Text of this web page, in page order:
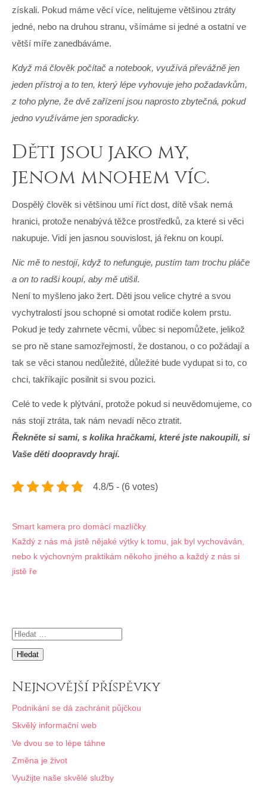
získali. Pokud máme věcí více, nelitujeme většinou ztráty
jedné, nebo na druhou stranu, všímáme si jedné a ostatní ve
větší míře zanedbáváme.
Když má člověk počítač a notebook, využívá převážně jen
jeden přístroj a to ten, který lépe vyhovuje jeho požadavkům,
z toho plyne, že dvě zařízení jsou naprosto zbytečná, pokud
jedno využíváme jen sporadicky.
Děti jsou jako my,
jenom mnohem víc.
Dospělý člověk si většinou umí říct dost, dítě však nemá
hranici, protože nenabývá těžce prostředků, za které si věci
nakupuje. Vidí jen jasnou souvislost, já řeknu on koupí.
Nic mě to nestojí, když to nefunguje, pustím tam trochu pláče
a on to radši koupí, aby mě utišil.
Není to myšleno jako žert. Děti jsou velice chytré a svou
vychytralostí jsou schopné si omotat rodiče kolem prstu.
Pokud je tedy zahrnete věcmi, vůbec si nepomůžete, jelikož
se pro ně stane samozřejmostí, že dostanou, o co požádají a
tak se věci stanou nedůležité, důležité bude vydupat si to, co
chci, takříkajíc posilnit si svou pozici.
Celé to vede k plýtvání, protože pokud si neuvědomujeme, co
nás stojí ztráta, tak nám nevadí něco ztratit.
Řekněte si sami, s kolika hračkami, které jste nakoupili, si
Vaše děti doopravdy hrají.
4.8/5 - (6 votes)
Navigace
pro
příspěvek
Smart kamera pro domácí mazlíčky
Každý z nás má jistě nějaké výtky k tomu, jak byl vychováván,
nebo k výchovným praktikám někoho jiného a každý z nás si
jistě ře
Vyhledávání
Nejnovější příspěvky
Podnikání se dá zachránit půjčkou
Skvělý informační web
Ve dvou se to lépe táhne
Změna je život
Využijte naše skvělé služby